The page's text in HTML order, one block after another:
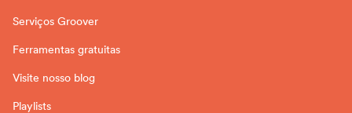
Serviços Groover
Ferramentas gratuitas
Visite nosso blog
Playlists